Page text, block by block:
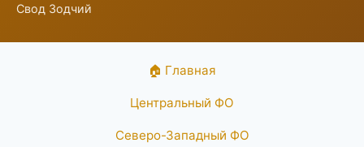
Свод Зодчий
🏠 Главная
Центральный ФО
Северо-Западный ФО